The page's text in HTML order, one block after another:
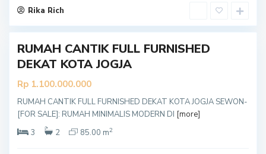
Rika Rich
u
RUMAH CANTIK FULL FURNISHED
DEKAT KOTA JOGJA
Rp 1.100.000.000
RUMAH CANTIK FULL FURNISHED DEKAT KOTA JOGJA SEWON-
[FOR SALE]: RUMAH MINIMALIS MODERN DI [more]
3
2 85.00 m2
B
a
n